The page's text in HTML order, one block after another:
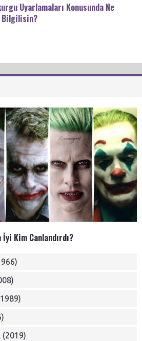
Uyarlamaları Konusunda Ne
Bilgilisin?
Kim Canlandırdı?